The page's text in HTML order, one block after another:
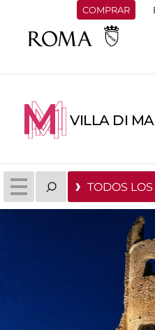
COMPRAR
VILLA DI
TODOS